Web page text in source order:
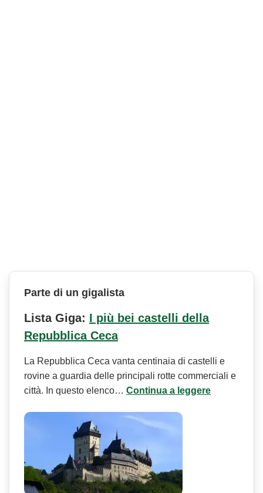
Parte di un gigalista
Lista Giga: I più bei castelli della
Repubblica Ceca
La Repubblica Ceca vanta centinaia di castelli e
rovine a guardia delle principali rotte commerciali e
città. In questo elenco… Continua a leggere